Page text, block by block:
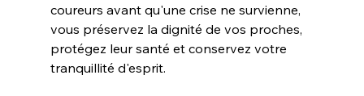
coureurs avant qu'une crise ne survienne,
vous préservez la dignité de vos proches,
protégez leur santé et conservez votre
tranquillité d'esprit.